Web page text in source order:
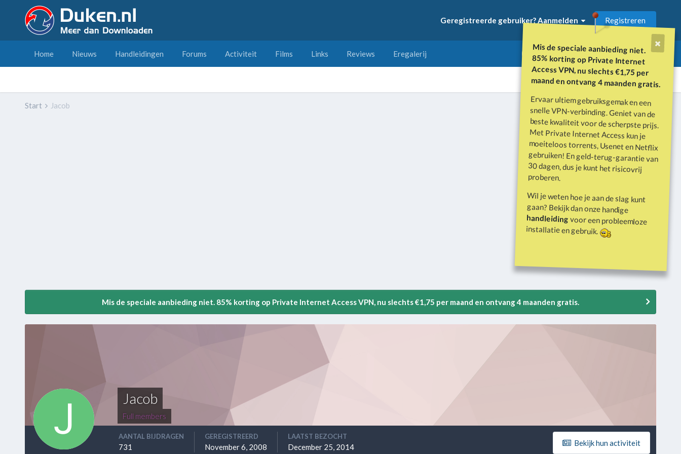
Mis de speciale aanbieding niet.
85% korting op Private Internet
Access VPN, nu slechts €1,75 per
maand en ontvang 4 maanden gratis.
Ervaar ultiem gebruiksgemak en een
snelle VPN-verbinding. Geniet van de
beste kwaliteit voor de scherpste prijs.
Met Private Internet Access kun je
moeiteloos torrents, Usenet en Netflix
gebruiken! En geld-terug-garantie van
30 dagen, dus je kunt het risicovrij
proberen.
Wil je weten hoe je aan de slag kunt
gaan? Bekijk dan onze handige
handleidingvoor een probleemloze
installatie en gebruik.
Geregistreerde gebruiker? Aanmelden Registreren
Home Nieuws Handleidingen Forums Activiteit Films Links Reviews Eregalerij
Alle activiteit
Start Jacob
Mis de speciale aanbieding niet. 85% korting op Private Internet Access VPN, nu slechts €1,75 per maand en ontvang 4 maanden gratis.
Jacob
Full members
Bekijk hun activiteit
AANTAL BIJDRAGEN
731
GEREGISTREERD
November 6, 2008
LAATST BEZOCHT
December 25, 2014